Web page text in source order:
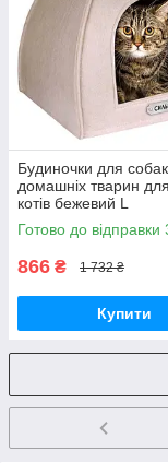
Будиночки для собак,
домашніх тварин
котів бежевий L
Готово до відправки
866 ₴ 1 732 ₴
Купити